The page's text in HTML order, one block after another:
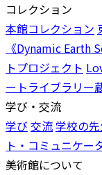
コレクション
本館コレクション
《Dynamic Earth
トプロジェクト
ートライブラリー
学び・交流
学び 交流学校の
ト・コミュニケー
美術館について